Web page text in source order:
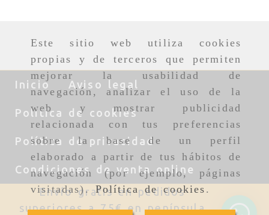
Este sitio web utiliza cookies
propias y de terceros que permiten
mejorar la usabilidad de
navegación, analizar el uso de la
web y mostrar publicidad
relacionada con tus preferencias
sobre la base de un perfil
elaborado a partir de tus hábitos de
navegación (por ejemplo, páginas
visitadas).Política de cookies .
Inicio Aviso legal
Política de cookies
Política de privacidad
Condiciones de venta online
Envío gratis en pedidos
superiores a 75€ en península